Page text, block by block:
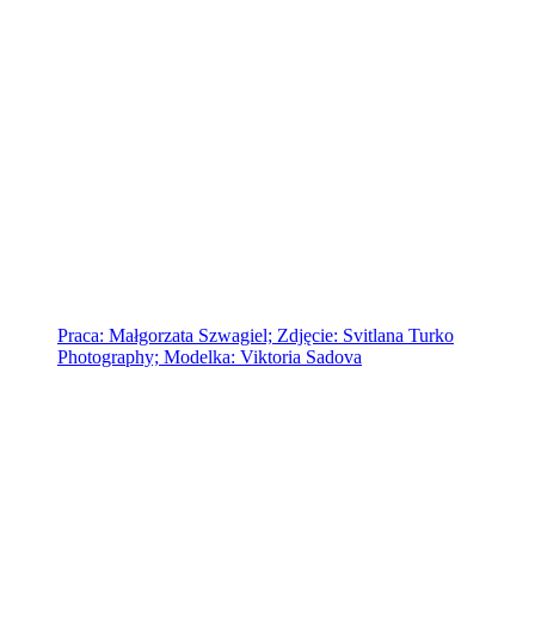
Praca: Małgorzata Szwagiel; Zdjęcie: Svitlana Turko
Photography; Modelka: Viktoria Sadova